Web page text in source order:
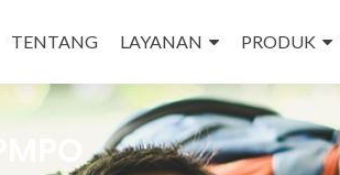
TENTANG LAYANAN PRODUK